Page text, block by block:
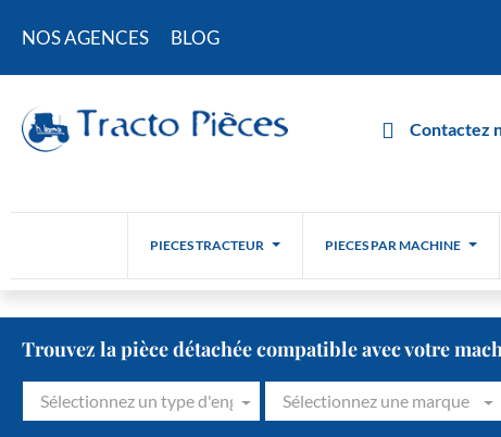
NOS AGENCES BLOG
Contactez
PIECES TRACTEUR PIECES PAR MACHINE
Trouvez la pièce détachée compatible avec votre
Sélectionnez un type d'engin Sélectionnez une marque